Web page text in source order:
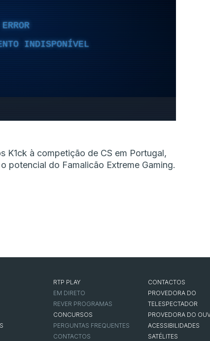
K1ck à competição de CS em Portugal,
potencial do Famalicão Extreme Gaming.
RTP PLAY
EM DIRETO
REVER PROGRAMAS
CONCURSOS
PERGUNTAS FREQUENTES
CONTACTOS
CONTACTOS
PROVEDORA DO
TELESPECTADOR
PROVEDORA DO
ACESSIBILIDADES
SATÉLITES